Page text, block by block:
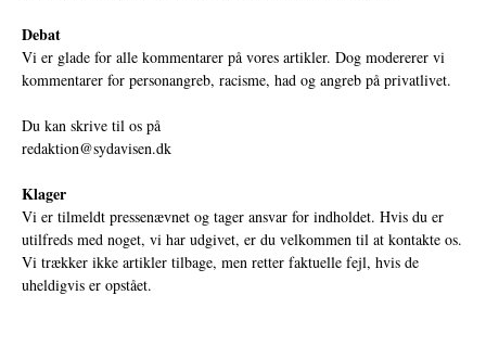
Debat
Vi er glade for alle kommentarer på vores artikler. Dog modererer vi
kommentarer for personangreb, racisme, had og angreb på privatlivet.
Du kan skrive til os på
redaktion@sydavisen.dk
Klager
Vi er tilmeldt pressenævnet og tager ansvar for indholdet. Hvis du er
utilfreds med noget, vi har udgivet, er du velkommen til at kontakte os.
Vi trækker ikke artikler tilbage, men retter faktuelle fejl, hvis de
uheldigvis er opstået.